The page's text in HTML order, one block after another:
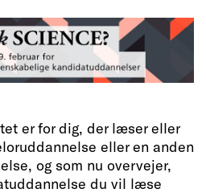
er for dig, der læser eller
eller en anden
og som nu overvejer,
du vil læse